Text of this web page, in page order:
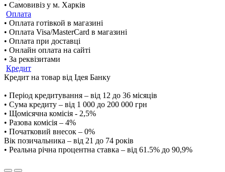
• Самовивіз у м. Харків
Оплата
• Оплата готівкой в магазині
• Оплата Visa/MasterCard в магазині
• Оплата при доставці
• Онлайн оплата на сайті
• За реквізитами
Кредит
Кредит на товар від Ідея Банку
• Період кредитування – від 12 до 36 місяців
• Сума кредиту – від 1 000 до 200 000 грн
• Щомісячна комісія - 2,5%
• Разова комісія – 4%
• Початковий внесок – 0%
Вік позичальника – від 21 до 74 років
• Реальна річна процентна ставка – від 61.5% до 90,9%